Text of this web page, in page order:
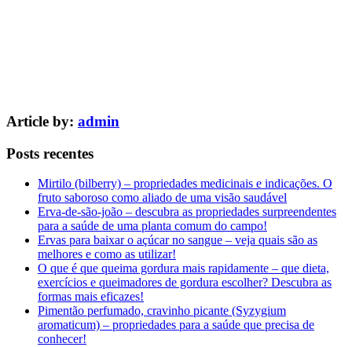
Article by: admin
Posts recentes
Mirtilo (bilberry) – propriedades medicinais e indicações. O
fruto saboroso como aliado de uma visão saudável
Erva-de-são-joão – descubra as propriedades surpreendentes
para a saúde de uma planta comum do campo!
Ervas para baixar o açúcar no sangue – veja quais são as
melhores e como as utilizar!
O que é que queima gordura mais rapidamente – que dieta,
exercícios e queimadores de gordura escolher? Descubra as
formas mais eficazes!
Pimentão perfumado, cravinho picante (Syzygium
aromaticum) – propriedades para a saúde que precisa de
conhecer!